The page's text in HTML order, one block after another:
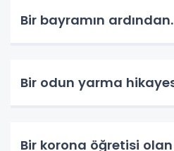
Bir bayramın
Bir odun yarma
Bir korona öğretisi